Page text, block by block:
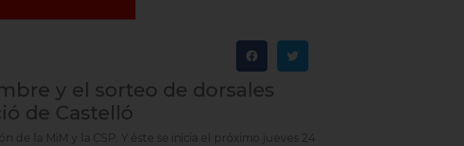
y el sorteo de dorsales
de Castelló
de la MiM y la CSP. Y éste se inicia el próximo jueves 24